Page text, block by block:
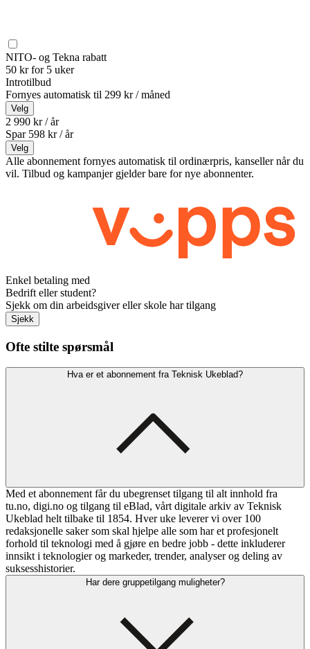
NITO- og Tekna rabatt
50 kr for 5 uker
Introtilbud
Fornyes automatisk til 299 kr / måned
Velg
2 990 kr / år
Spar 598 kr /år
Velg
Alle abonnement fornyes automatisk til ordinærpris, kanseller når du
vil. Tilbud og kampanjer gjelder bare for nye abonnenter.
Enkel betaling med
Bedrift eller student?
Sjekk om din arbeidsgiver eller skole har tilgang
Sjekk
Ofte stilte spørsmål
Hva er et abonnement fra Teknisk Ukeblad?
Med et abonnement får du ubegrenset tilgang til alt innhold fra
tu.no, digi.no og tilgang til eBlad, vårt digitale arkiv av Teknisk
Ukeblad helt tilbake til 1854. Hver uke leverer vi over 100
redaksjonelle saker som skal hjelpe alle som har et profesjonelt
forhold til teknologi med å gjøre en bedre jobb - dette inkluderer
innsikt i teknologier og markeder, trender, analyser og deling av
suksesshistorier.
Har dere gruppetilgang muligheter?